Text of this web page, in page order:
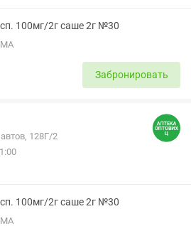
100мг/2г саше 2г №30
Забронировать
128Г/2
100мг/2г саше 2г №30